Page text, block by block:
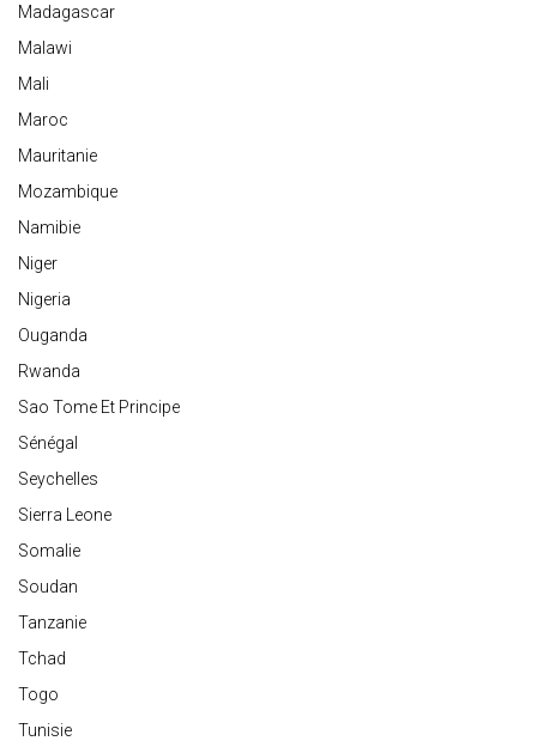
Madagascar
Malawi
Mali
Maroc
Mauritanie
Mozambique
Namibie
Niger
Nigeria
Ouganda
Rwanda
Sao Tome Et Principe
Sénégal
Seychelles
Sierra Leone
Somalie
Soudan
Tanzanie
Tchad
Togo
Tunisie